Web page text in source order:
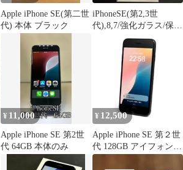
Apple iPhone SE(第二世
代) 本体 ブラック
iPhoneSE(第2,3世
代),8,7/強化ガラス/保護
シート/超極薄
¥ 11,000
Apple iPhone SE 第2世
代 64GB 本体のみ
¥ 12,500
Apple iPhone SE 第２世
代 128GB アイフォン
ブラック 本体